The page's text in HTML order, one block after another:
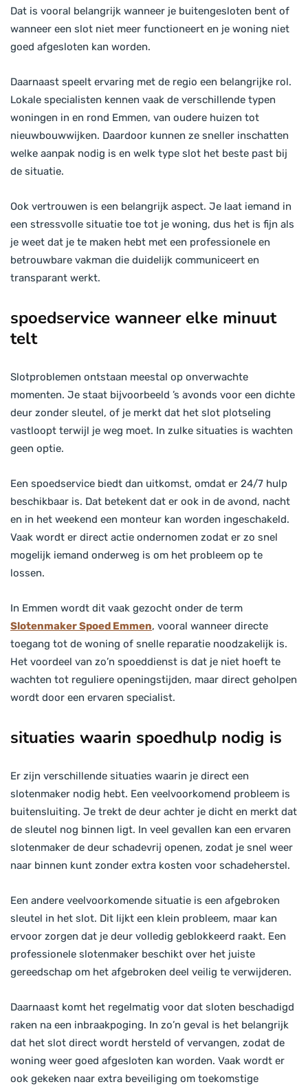
Dat is vooral belangrijk wanneer je buitengesloten bent of
wanneer een slot niet meer functioneert en je woning niet
goed afgesloten kan worden.
Daarnaast speelt ervaring met de regio een belangrijke rol.
Lokale specialisten kennen vaak de verschillende typen
woningen in en rond Emmen, van oudere huizen tot
nieuwbouwwijken. Daardoor kunnen ze sneller inschatten
welke aanpak nodig is en welk type slot het beste past bij
de situatie.
Ook vertrouwen is een belangrijk aspect. Je laat iemand in
een stressvolle situatie toe tot je woning, dus het is fijn als
je weet dat je te maken hebt met een professionele en
betrouwbare vakman die duidelijk communiceert en
transparant werkt.
spoedservice wanneer elke minuut
telt
Slotproblemen ontstaan meestal op onverwachte
momenten. Je staat bijvoorbeeld ’s avonds voor een dichte
deur zonder sleutel, of je merkt dat het slot plotseling
vastloopt terwijl je weg moet. In zulke situaties is wachten
geen optie.
Een spoedservice biedt dan uitkomst, omdat er 24/7 hulp
beschikbaar is. Dat betekent dat er ook in de avond, nacht
en in het weekend een monteur kan worden ingeschakeld.
Vaak wordt er direct actie ondernomen zodat er zo snel
mogelijk iemand onderweg is om het probleem op te
lossen.
In Emmen wordt dit vaak gezocht onder de term
Slotenmaker Spoed Emmen, vooral wanneer directe
toegang tot de woning of snelle reparatie noodzakelijk is.
Het voordeel van zo’n spoeddienst is dat je niet hoeft te
wachten tot reguliere openingstijden, maar direct geholpen
wordt door een ervaren specialist.
situaties waarin spoedhulp nodig is
Er zijn verschillende situaties waarin je direct een
slotenmaker nodig hebt. Een veelvoorkomend probleem is
buitensluiting. Je trekt de deur achter je dicht en merkt dat
de sleutel nog binnen ligt. In veel gevallen kan een ervaren
slotenmaker de deur schadevrij openen, zodat je snel weer
naar binnen kunt zonder extra kosten voor schadeherstel.
Een andere veelvoorkomende situatie is een afgebroken
sleutel in het slot. Dit lijkt een klein probleem, maar kan
ervoor zorgen dat je deur volledig geblokkeerd raakt. Een
professionele slotenmaker beschikt over het juiste
gereedschap om het afgebroken deel veilig te verwijderen.
Daarnaast komt het regelmatig voor dat sloten beschadigd
raken na een inbraakpoging. In zo’n geval is het belangrijk
dat het slot direct wordt hersteld of vervangen, zodat de
woning weer goed afgesloten kan worden. Vaak wordt er
ook gekeken naar extra beveiliging om toekomstige